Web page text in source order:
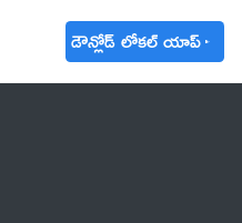
డౌన్లోడ్ లోకల్ యాప్